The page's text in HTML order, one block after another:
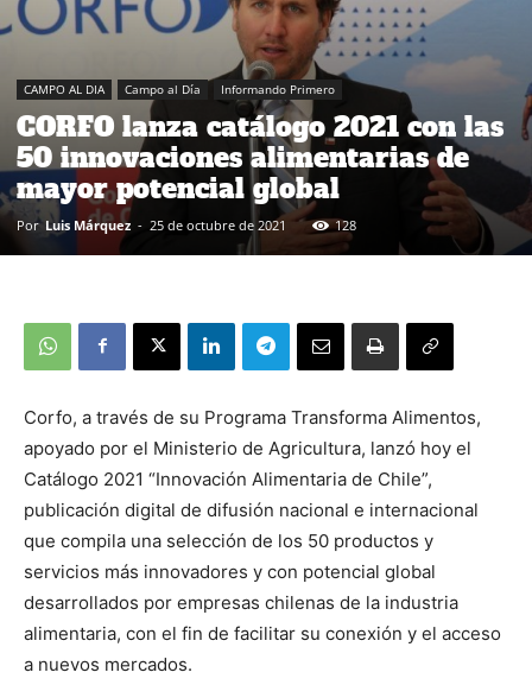
CAMPO AL DIA Campo al Día Informando Primero
CORFO lanza catálogo 2021 con las
50 innovaciones alimentarias de
mayor potencial global
Por Luis Márquez - 25 de octubre de 2021 128
Corfo, a través de su Programa Transforma Alimentos,
apoyado por el Ministerio de Agricultura, lanzó hoy el
Catálogo 2021 “Innovación Alimentaria de Chile”,
publicación digital de difusión nacional e internacional
que compila una selección de los 50 productos y
servicios más innovadores y con potencial global
desarrollados por empresas chilenas de la industria
alimentaria, con el fin de facilitar su conexión y el acceso
a nuevos mercados.